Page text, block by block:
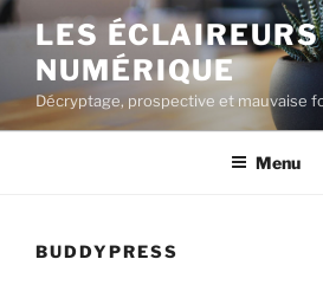
Aller
contenu
principal
LES
NUMÉRIQUE
Décryptage, prospective et mauvaise
Menu
BUDDYPRESS